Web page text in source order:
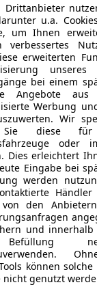
Drittanbieter
u.a.
um Ihnen
erweiterten
bei einem
Angebote
Werbung
Wir
diese für
oder
Dies erleichtert
Eingabe bei
werden
Händler
den
und
können
nicht genutzt